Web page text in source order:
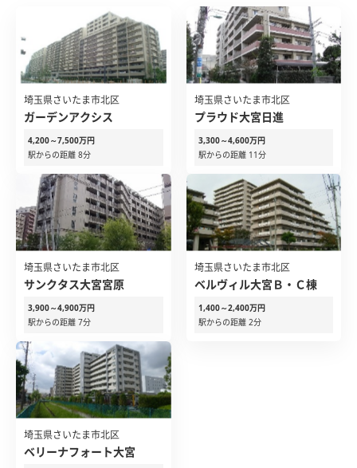
埼玉県さいたま市北区
ガーデンアクシス
4,200～7,500万円
駅からの距離 8分
埼玉県さいたま市北区
プラウド大宮日進
3,300～4,600万円
駅からの距離 11分
埼玉県さいたま市北区
サンクタス大宮宮原
3,900～4,900万円
駅からの距離 7分
埼玉県さいたま市北区
ベルヴィル大宮Ｂ・Ｃ棟
1,400～2,400万円
駅からの距離 2分
埼玉県さいたま市北区
ベリーナフォート大宮